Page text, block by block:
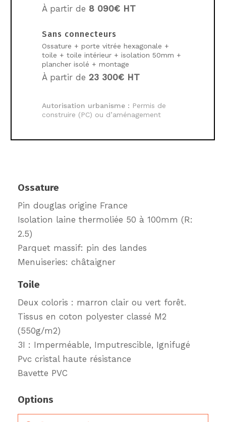
À partir de 8 090€ HT
Sans connecteurs
Ossature + porte vitrée hexagonale +
toile + toile intérieur + isolation 50mm +
plancher isolé + montage
À partir de23 300€ HT
Autorisation urbanisme : Permis de
construire (PC) ou d’aménagement
Ossature
Pin douglas origine France
Isolation laine thermoliée 50 à 100mm (R:
2.5)
Parquet massif: pin des landes
Menuiseries: châtaigner
Toile
Deux coloris : marron clair ou vert forêt.
Tissus en coton polyester classé M2
(550g/m2)
3I : Imperméable, Imputrescible, Ignifugé
Pvc cristal haute résistance
Bavette PVC
Options